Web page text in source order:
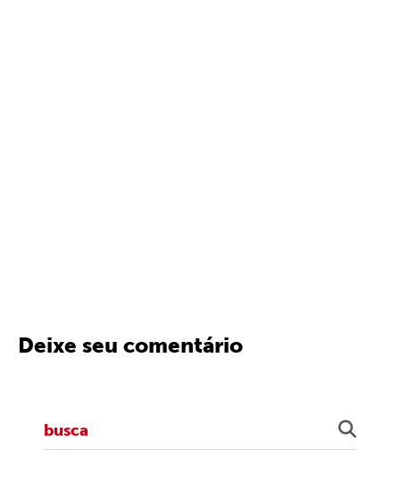
Deixe seu comentário